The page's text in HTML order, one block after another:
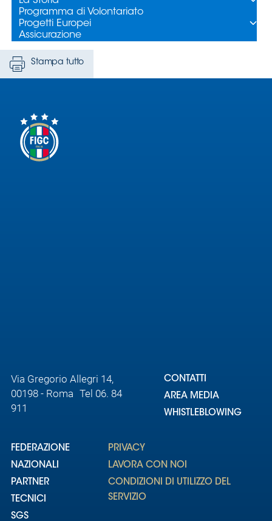
Stampa tutto
Via Gregorio Allegri 14,
00198 - Roma Tel 06. 84
911
CONTATTI
AREA MEDIA
WHISTLEBLOWING
FEDERAZIONE
NAZIONALI
PARTNER
TECNICI
SGS
PRIVACY
LAVORA CON NOI
CONDIZIONI DI UTILIZZO DEL
SERVIZIO